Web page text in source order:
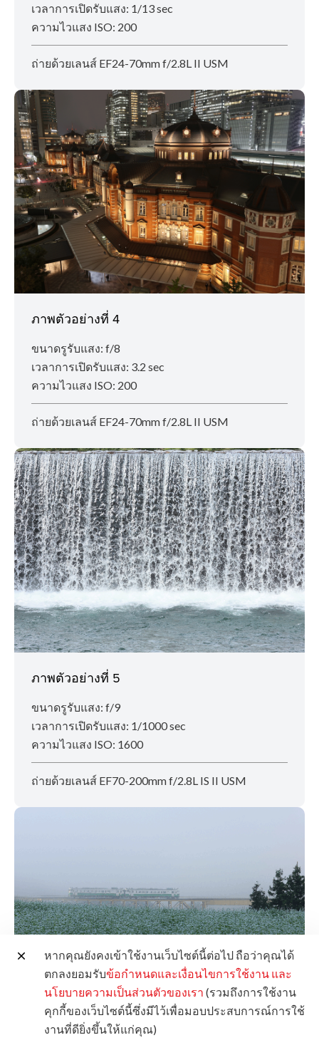
เวลาการเปิดรับแสง: 1/13 sec
ความไวแสง ISO: 200
ถ่ายด้วยเลนส์ EF24-70mm f/2.8L II USM
ภาพตัวอย่างที่ 4
ขนาดรูรับแสง: f/8
เวลาการเปิดรับแสง: 3.2 sec
ความไวแสง ISO: 200
ถ่ายด้วยเลนส์ EF24-70mm f/2.8L II USM
ภาพตัวอย่างที่ 5
ขนาดรูรับแสง: f/9
เวลาการเปิดรับแสง: 1/1000 sec
ความไวแสง ISO: 1600
ถ่ายด้วยเลนส์ EF70-200mm f/2.8L IS II USM
ภาพตัวอย่างที่6
หากคุณยังคงเข้าใช้งานเว็บไซต์นี้ต่อไป ถือว่าคุณได้
ตกลงยอมรับข้อกำหนดและเงื่อนไขการใช้งาน และ
นโยบายความเป็นส่วนตัวของเรา (รวมถึงการใช้งาน
คุกกี้ของเว็บไซต์นี้ซึ่งมีไว้เพื่อมอบประสบการณ์การใช้
งานที่ดียิ่งขึ้นให้แก่คุณ)